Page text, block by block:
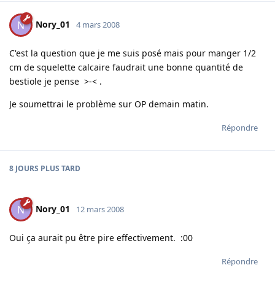
N Nory_01 4 mars 2008
C'est la question que je me suis posé mais pour manger 1/2
cm de squelette calcaire faudrait une bonne quantité de
bestiole je pense >-< .
Je soumettrai le problème sur OP demain matin.
Répondre
8 JOURS PLUS TARD
N Nory_01 12 mars 2008
Oui ça aurait pu être pire effectivement. :00
Répondre